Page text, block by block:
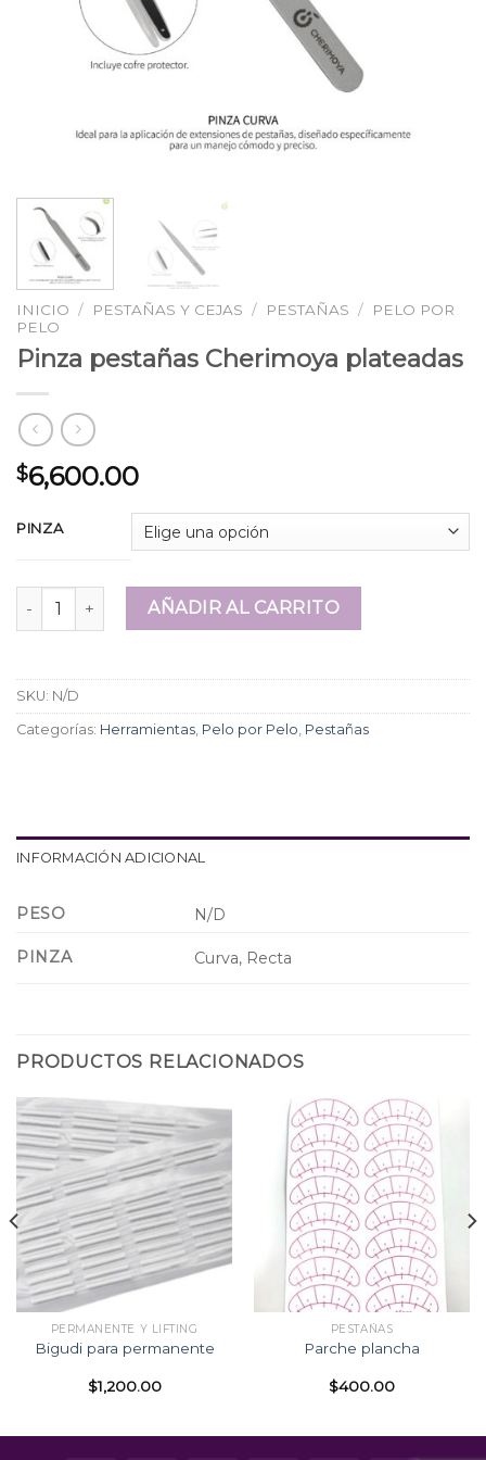
INICIO / PESTAÑAS Y CEJAS / PESTAÑAS /
PELO POR
PELO
Pinza pestañas Cherimoya plateadas
$6,600.00
PINZA
Pinza pestañas Cherimoya plateadas cantidad
AÑADIR AL CARRITO
SKU: N/D
Categorías: Herramientas, Pelo por Pelo, Pestañas
INFORMACIÓN ADICIONAL
PESO N/D
PINZA Curva, Recta
PRODUCTOS RELACIONADOS
PERMANENTE Y LIFTING
Bigudi para permanente
$1,200.00
PESTAÑAS
Parche plancha
$400.00